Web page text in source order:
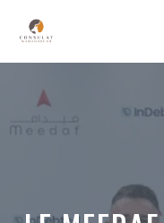
contenu